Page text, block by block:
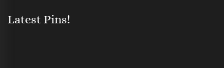
Latest Pins!